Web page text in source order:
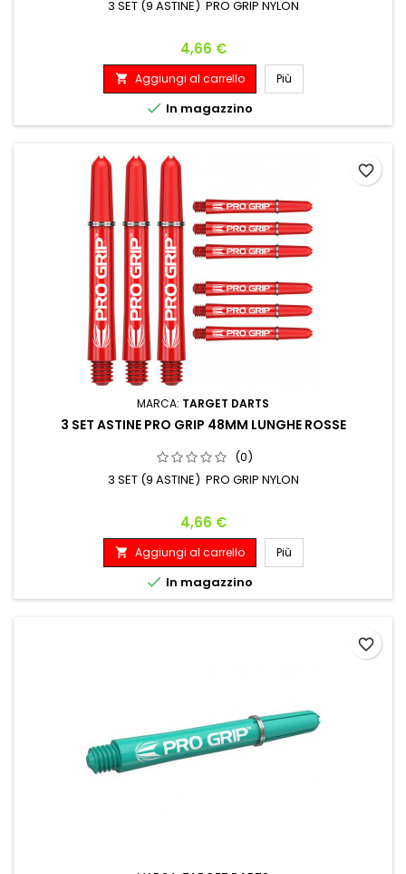
3 SET (9 ASTINE) PRO GRIP NYLON
Prezzo
4,66 €
 Aggiungi al carrello Più
 In magazzino
MARCA: TARGET DARTS
3 SET ASTINE PRO GRIP 48MM LUNGHE ROSSE
(0)
3 SET (9 ASTINE) PRO GRIP NYLON
Prezzo
4,66 €
 Aggiungi al carrello Più
 In magazzino
favorite_border
favorite_border